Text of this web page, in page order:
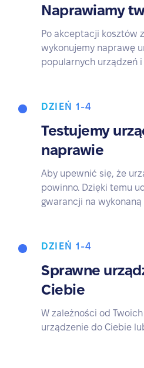
Naprawiamy
Po akceptacji kosztów
wykonujemy naprawę
popularnych urządzeń
DZIEŃ 1-4
Testujemy
naprawie
Aby upewnić się, że
powinno. Dzięki temu
gwarancji na
DZIEŃ 1-4
Sprawne
Ciebie
W zależności od
urządzenie do Ciebie